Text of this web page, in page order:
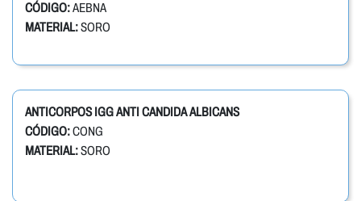
CÓDIGO:AEBNA
MATERIAL:SORO
ANTICORPOS IGG ANTI CANDIDA ALBICANS
CÓDIGO:CONG
MATERIAL:SORO